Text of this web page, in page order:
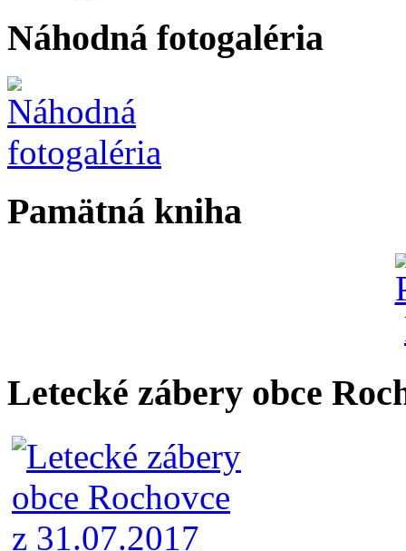
Náhodná fotogaléria
Pamätná kniha
Letecké zábery obce